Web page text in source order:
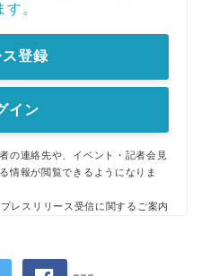
す。
ス登録
イン
の連絡先や、イベント・記者会見
情報が閲覧できるようになりま
プレスリリース受信に関するご案内